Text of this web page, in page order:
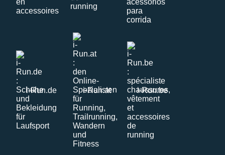
i-Run.de i-Run.at i-Run.be